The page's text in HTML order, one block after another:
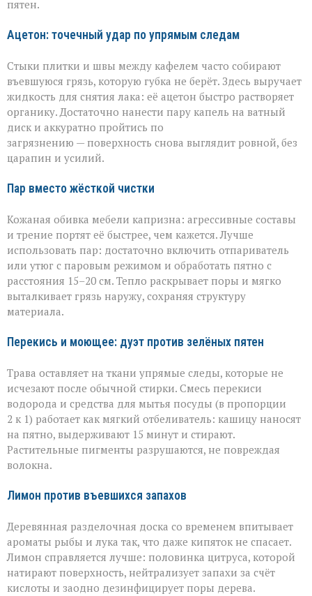
пятен.
Ацетон: точечный удар по упрямым следам
Стыки плитки и швы между кафелем часто собирают
въевшуюся грязь, которую губка не берёт. Здесь выручает
жидкость для снятия лака: её ацетон быстро растворяет
органику. Достаточно нанести пару капель на ватный
диск и аккуратно пройтись по
загрязнению — поверхность снова выглядит ровной, без
царапин и усилий.
Пар вместо жёсткой чистки
Кожаная обивка мебели капризна: агрессивные составы
и трение портят её быстрее, чем кажется. Лучше
использовать пар: достаточно включить отпариватель
или утюг с паровым режимом и обработать пятно с
расстояния 15–20 см. Тепло раскрывает поры и мягко
выталкивает грязь наружу, сохраняя структуру
материала.
Перекись и моющее: дуэт против зелёных пятен
Трава оставляет на ткани упрямые следы, которые не
исчезают после обычной стирки. Смесь перекиси
водорода и средства для мытья посуды (в пропорции
2 к 1) работает как мягкий отбеливатель: кашицу наносят
на пятно, выдерживают 15 минут и стирают.
Растительные пигменты разрушаются, не повреждая
волокна.
Лимон против въевшихся запахов
Деревянная разделочная доска со временем впитывает
ароматы рыбы и лука так, что даже кипяток не спасает.
Лимон справляется лучше: половинка цитруса, которой
натирают поверхность, нейтрализует запахи за счёт
кислоты и заодно дезинфицирует поры дерева.